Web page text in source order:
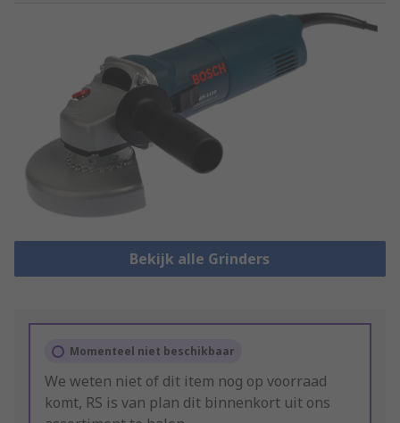
Bekijk alle Grinders
Momenteel niet beschikbaar
We weten niet of dit item nog op voorraad
komt, RS is van plan dit binnenkort uit ons